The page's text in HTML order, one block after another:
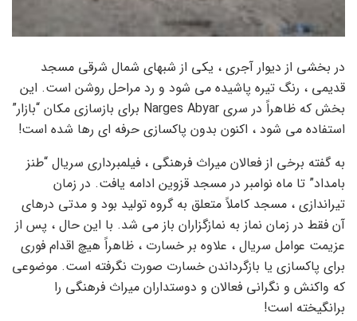
در بخشی از دیوار آجری ، یکی از شبهای شمال شرقی مسجد
قدیمی ، رنگ تیره پاشیده می شود و رد مراحل روشن است. این
بخش که ظاهراً در سری Narges Abyar برای بازسازی مکان “بازار”
استفاده می شود ، اکنون بدون پاکسازی حرفه ای رها شده است!
به گفته برخی از فعالان میراث فرهنگی ، فیلمبرداری سریال “طنز
بامداد” تا ماه نوامبر در مسجد قزوین ادامه یافت. در زمان
تیراندازی ، مسجد کاملاً متعلق به گروه تولید بود و مدتی درهای
آن فقط در زمان نماز به نمازگزاران باز می شد. با این حال ، پس از
عزیمت عوامل سریال ، علاوه بر خسارت ، ظاهراً هیچ اقدام فوری
برای پاکسازی یا بازگرداندن خسارت صورت نگرفته است. موضوعی
که واکنش و نگرانی فعالان و دوستداران میراث فرهنگی را
برانگیخته است!